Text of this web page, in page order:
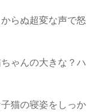
らぬ超変な声で怒
ゃんの大きな？ハ
猫の寝姿をしっか